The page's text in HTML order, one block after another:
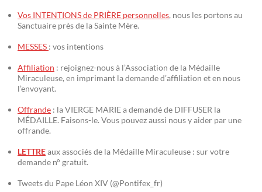
Vos INTENTIONS de PRIÈRE personnelles, nous les portons au
Sanctuaire près de la Sainte Mère.
MESSES : vos intentions
Affiliation : rejoignez-nous à l’Association de la Médaille
Miraculeuse, en imprimant la demande d’affiliation et en nous
l’envoyant.
Offrande : la VIERGE MARIE a demandé de DIFFUSER la
MÉDAILLE. Faisons-le. Vous pouvez aussi nous y aider par une
offrande.
LETTREaux associés de la Médaille Miraculeuse : sur votre
demande n° gratuit.
Tweets du Pape Léon XIV (@Pontifex_fr)